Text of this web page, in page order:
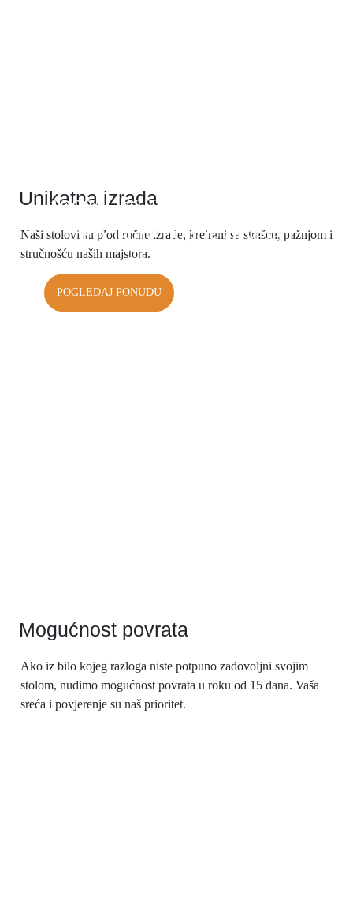
Ručno rađeni stolovi
100% ručna izrada. Proizvodi
od čistog punog drveta i
epoxy smole
POGLEDAJ PONUDU
Unikatna izrada
Naši stolovi su plod ručne izrade, kreirani sa strašću, pažnjom i
stručnošću naših majstora.
Mogućnost povrata
Ako iz bilo kojeg razloga niste potpuno zadovoljni svojim
stolom, nudimo mogućnost povrata u roku od 15 dana. Vaša
sreća i povjerenje su naš prioritet.